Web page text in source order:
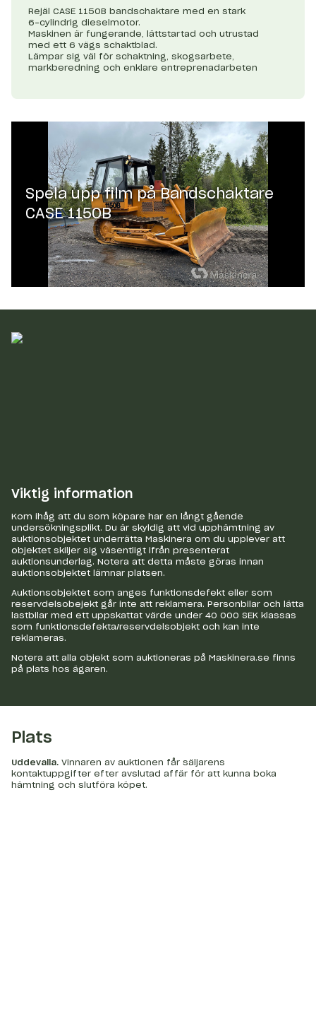
Rejäl CASE 1150B bandschaktare med en stark
6-cylindrig dieselmotor.
Maskinen är fungerande, lättstartad och utrustad
med ett 6 vägs schaktblad.
Lämpar sig väl för schaktning, skogsarbete,
markberedning och enklare entreprenadarbeten
Spela upp film påBandschaktare
CASE 1150B
Viktig information
Kom ihåg att du som köpare har en långt gående
undersökningsplikt. Du är skyldig att vid upphämtning av
auktionsobjektet underrätta Maskinera om du upplever att
objektet skiljer sig väsentligt ifrån presenterat
auktionsunderlag. Notera att detta måste göras innan
auktionsobjektet lämnar platsen.
Auktionsobjektet som anges funktionsdefekt eller som
reservdelsobejekt går inte att reklamera. Personbilar och lätta
lastbilar med ett uppskattat värde under 40 000 SEK klassas
som funktionsdefekta/reservdelsobjekt och kan inte
reklameras.
Notera att alla objekt som auktioneras på Maskinera.se finns
på plats hos ägaren.
Plats
Uddevalla. Vinnaren av auktionen får säljarens
kontaktuppgifter efter avslutad affär för att kunna boka
hämtning och slutföra köpet.